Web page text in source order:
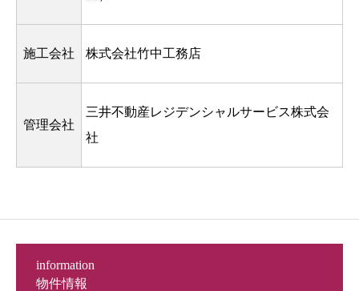
施工会社 株式会社竹中工務店
管理会社
三井不動産レジデンシャルサービス株式会
社
物件情報
information